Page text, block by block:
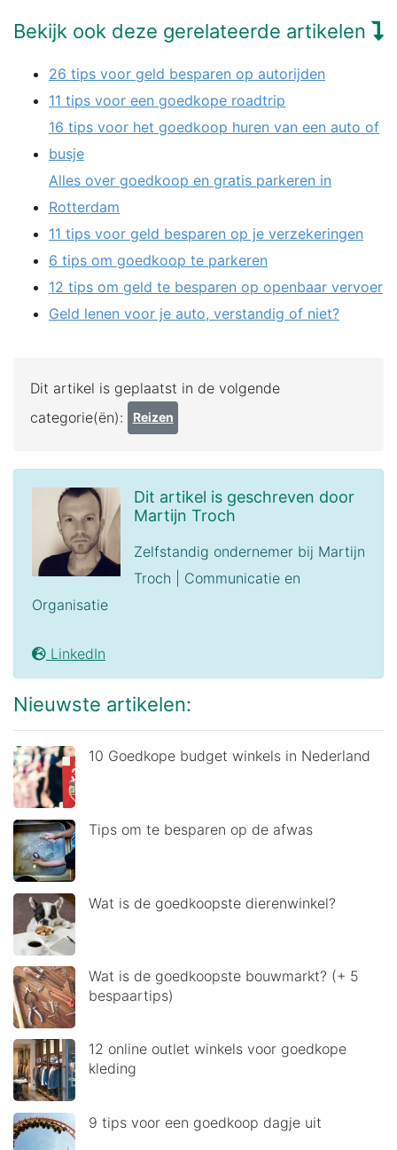
Bekijk ook deze gerelateerde artikelen
26 tips voor geld besparen op autorijden
11 tips voor een goedkope roadtrip
16 tips voor het goedkoop huren van een auto of
busje
Alles over goedkoop en gratis parkeren in
Rotterdam
11 tips voor geld besparen op je verzekeringen
6 tips om goedkoop te parkeren
12 tips om geld te besparen op openbaar vervoer
Geld lenen voor je auto, verstandig of niet?
Dit artikel is geplaatst in de volgende
categorie(ën):
Reizen
Dit artikel is geschreven door
Martijn Troch
Zelfstandig ondernemer bij Martijn
Troch | Communicatie en
Organisatie
LinkedIn
Nieuwste artikelen:
10 Goedkope budget winkels in Nederland
Tips om te besparen op de afwas
Wat is de goedkoopste dierenwinkel?
Wat is de goedkoopste bouwmarkt? (+ 5
bespaartips)
12 online outlet winkels voor goedkope
kleding
9 tips voor een goedkoop dagje uit